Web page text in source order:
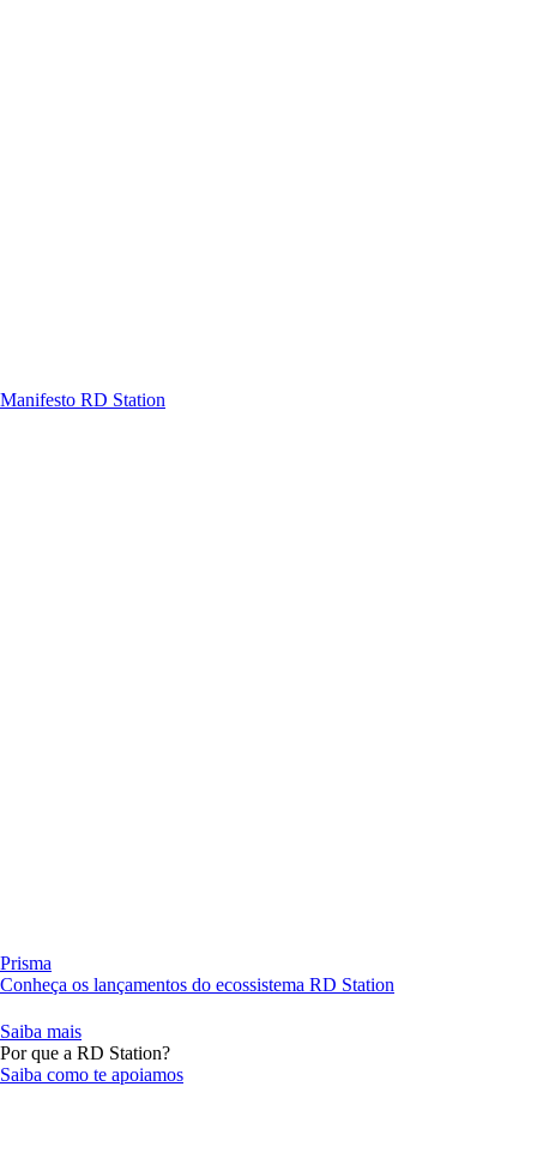
Manifesto RD Station
Prisma
Conheça os lançamentos do ecossistema RD Station
Saiba mais
Por que a RD Station?
Saiba como te apoiamos